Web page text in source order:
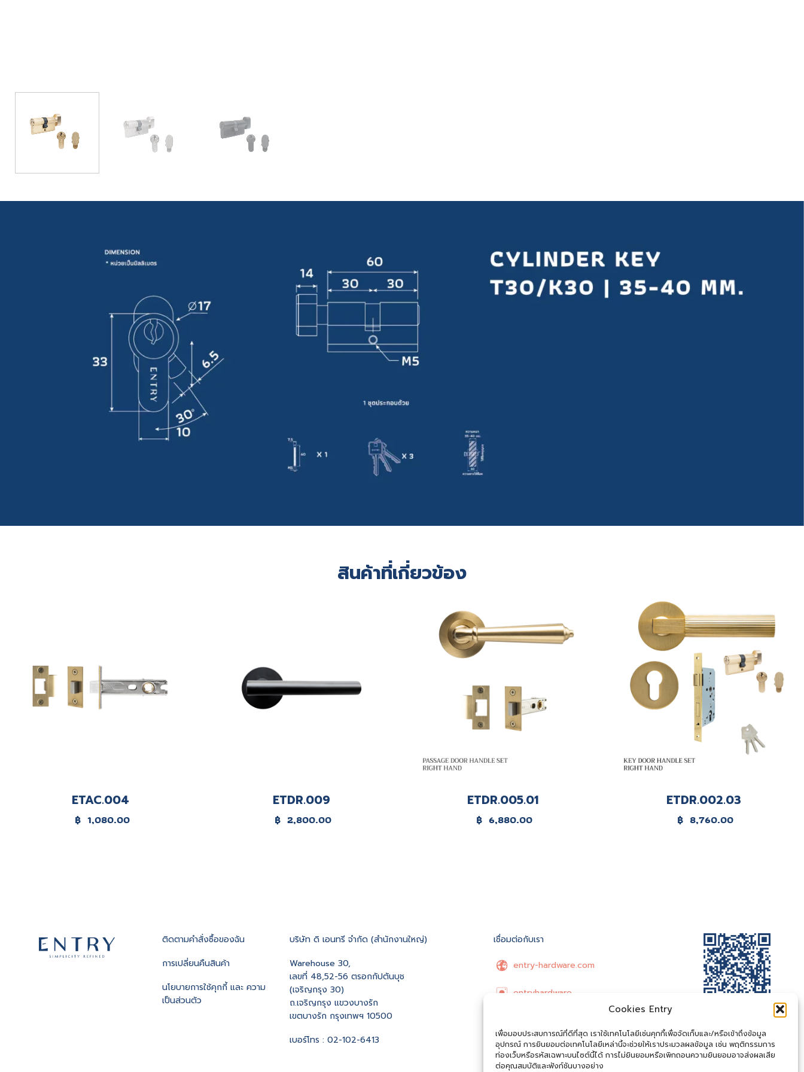
Cookies Entry
เพื่อมอบประสบการณ์ที่ดีที่สุด เราใช้เทคโนโลยีเช่นคุกกี้เพื่อจัดเก็บและ/หรือเข้าถึงข้อมูล
อุปกรณ์ การยินยอมต่อเทคโนโลยีเหล่านี้จะช่วยให้เราประมวลผลข้อมูล เช่น พฤติกรรมการ
ท่องเว็บหรือรหัสเฉพาะบนไซต์นี้ได้ การไม่ยินยอมหรือเพิกถอนความยินยอมอาจส่งผลเสีย
ต่อคุณสมบัติและฟังก์ชันบางอย่าง
สินค้าที่เกี่ยวข้อง
ETAC.004
฿ 1,080.00
ETDR.009
฿ 2,800.00
ETDR.005.01
฿ 6,880.00
ETDR.002.03
฿ 8,760.00
ติดตามคําสั่งซื้อของฉัน
การเปลี่ยนคืนสินค้า
นโยบายการใช้คุกกี้ และ ความ
เป็นส่วนตัว
บริษัท ดิ เอนทรี จำกัด (สำนักงานใหญ่)
Warehouse 30,
เลขที่ 48,52-56 ตรอกกัปตันบุช
(เจริญกรุง 30)
ถ.เจริญกรุง แขวงบางรัก
เขตบางรัก กรุงเทพฯ 10500
เบอร์โทร : 02-102-6413
เชื่อมต่อกับเรา
entry-hardware.com
entryhardware
hello.entryhardware@gmail.com